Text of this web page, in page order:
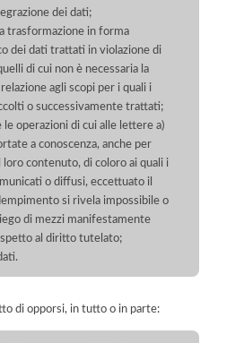
dei dati;
trasformazione in forma
dei dati trattati in violazione di
di cui non è necessaria la
agli scopi per i quali i
o successivamente trattati;
le operazioni di cui alle lettere a)
a conoscenza, anche per
loro contenuto, di coloro ai quali i
o diffusi, eccettuato il
si rivela impossibile o
di mezzi manifestamente
al diritto tutelato;
di opporsi, in tutto o in parte: